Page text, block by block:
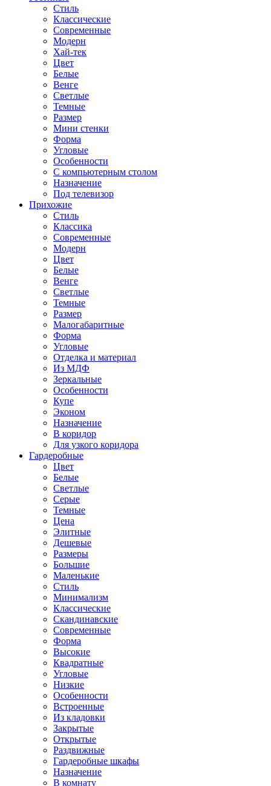
Стиль
Классические
Современные
Модерн
Хай-тек
Цвет
Белые
Венге
Светлые
Темные
Размер
Мини стенки
Форма
Угловые
Особенности
С компьютерным столом
Назначение
Под телевизор
Прихожие
Стиль
Классика
Современные
Модерн
Цвет
Белые
Венге
Светлые
Темные
Размер
Малогабаритные
Форма
Угловые
Отделка и материал
Из МДФ
Зеркальные
Особенности
Купе
Эконом
Назначение
В коридор
Для узкого коридора
Гардеробные
Цвет
Белые
Светлые
Серые
Темные
Цена
Элитные
Дешевые
Размеры
Большие
Маленькие
Стиль
Минимализм
Классические
Скандинавские
Современные
Форма
Высокие
Квадратные
Угловые
Низкие
Особенности
Встроенные
Из кладовки
Закрытые
Открытые
Раздвижные
Гардеробные шкафы
Назначение
В комнату